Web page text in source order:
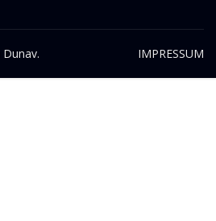
Dunav. IMPRESSUM